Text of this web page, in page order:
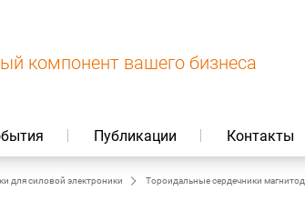
компонент вашего бизнеса
Публикации Контакты
для силовой электроники
Тороидальные сердечники